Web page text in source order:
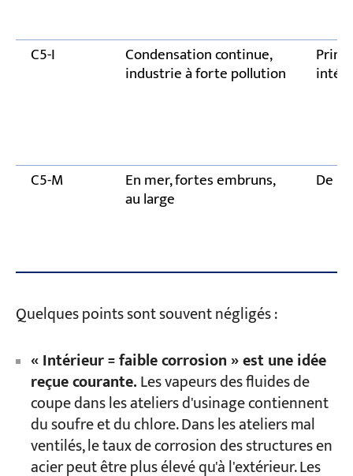
C5-I Condensation continue,
industrie à forte pollution
C5-M En mer, fortes embruns,
au large
De
Quelques points sont souvent négligés :
« Intérieur = faible corrosion » est une idée
reçue courante.Les vapeurs des fluides de
coupe dans les ateliers d'usinage contiennent
du soufre et du chlore. Dans les ateliers mal
ventilés, le taux de corrosion des structures en
acier peut être plus élevé qu'à l'extérieur. Les